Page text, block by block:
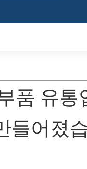
품 유
들어졌